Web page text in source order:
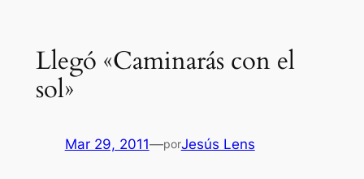
Llegó «Caminarás con el
sol»
Mar 29, 2011—porJesús Lens